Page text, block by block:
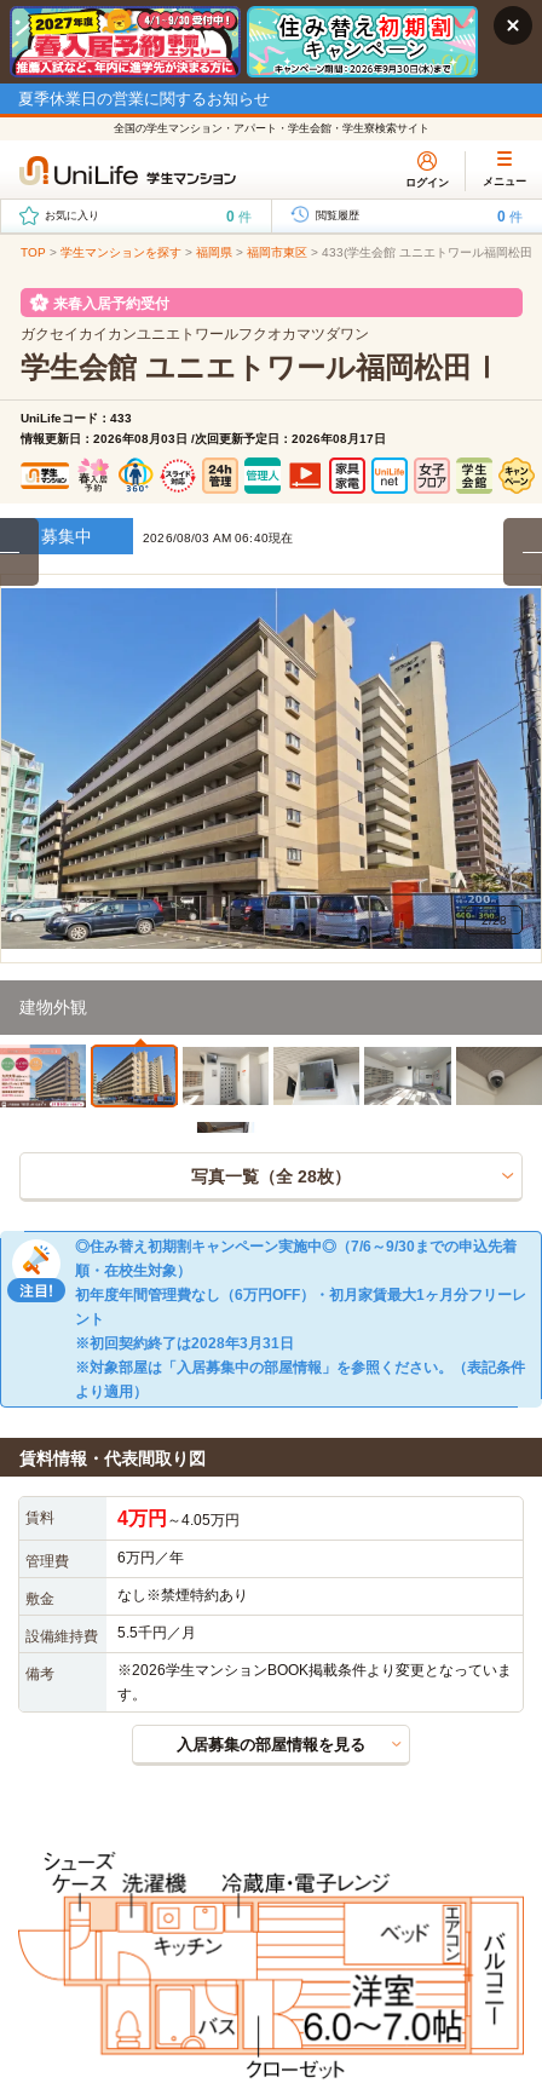
夏季休業日の営業に関するお知らせ
全国の学生マンション・アパート・学生会館・学生寮検索サイト
ログイン メニュー
お気に入り 0 件 閲覧履歴 0 件
TOP > 学生マンションを探す > 福岡県 > 福岡市東区 > 433(学生会館 ユニエトワール福岡松田
来春入居予約受付
ガクセイカイカンユニエトワールフクオカマツダワン
学生会館 ユニエトワール福岡松田Ⅰ
UniLifeコード：433
情報更新日：2026年08月03日 /次回更新予定日：2026年08月17日
募集中 2026/08/03 AM 06:40現在
建物外観
2/28
写真一覧（全 28枚）
◎住み替え初期割キャンペーン実施中◎（7/6～9/30までの申込先着
順・在校生対象）
初年度年間管理費なし（6万円OFF）・初月家賃最大1ヶ月分フリーレ
ント
※初回契約終了は2028年3月31日
※対象部屋は「入居募集中の部屋情報」を参照ください。（表記条件
より適用）
賃料情報・代表間取り図
賃料 4万円 ～4.05万円
管理費 6万円／年
敷金 なし※禁煙特約あり
設備維持費 5.5千円／月
備考
※2026学生マンションBOOK掲載条件より変更となっていま
す。
入居募集の部屋情報を見る